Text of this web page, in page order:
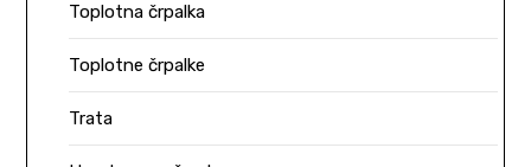
Toplotna črpalka
Toplotne črpalke
Trata